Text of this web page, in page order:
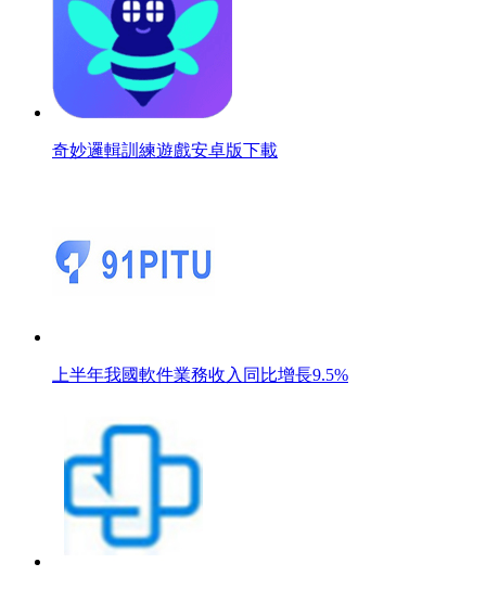
奇妙邏輯訓練遊戲安卓版下載
上半年我國軟件業務收入同比增長9.5%